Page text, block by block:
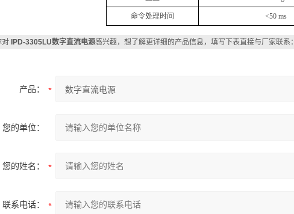
命令处理时间 <50 ms
IPD-3305LU数字直流电源感兴趣，想了解更详细的产品信息，填写下表直接与厂家联系：
产品：
您的单位：
您的姓名：
联系电话：